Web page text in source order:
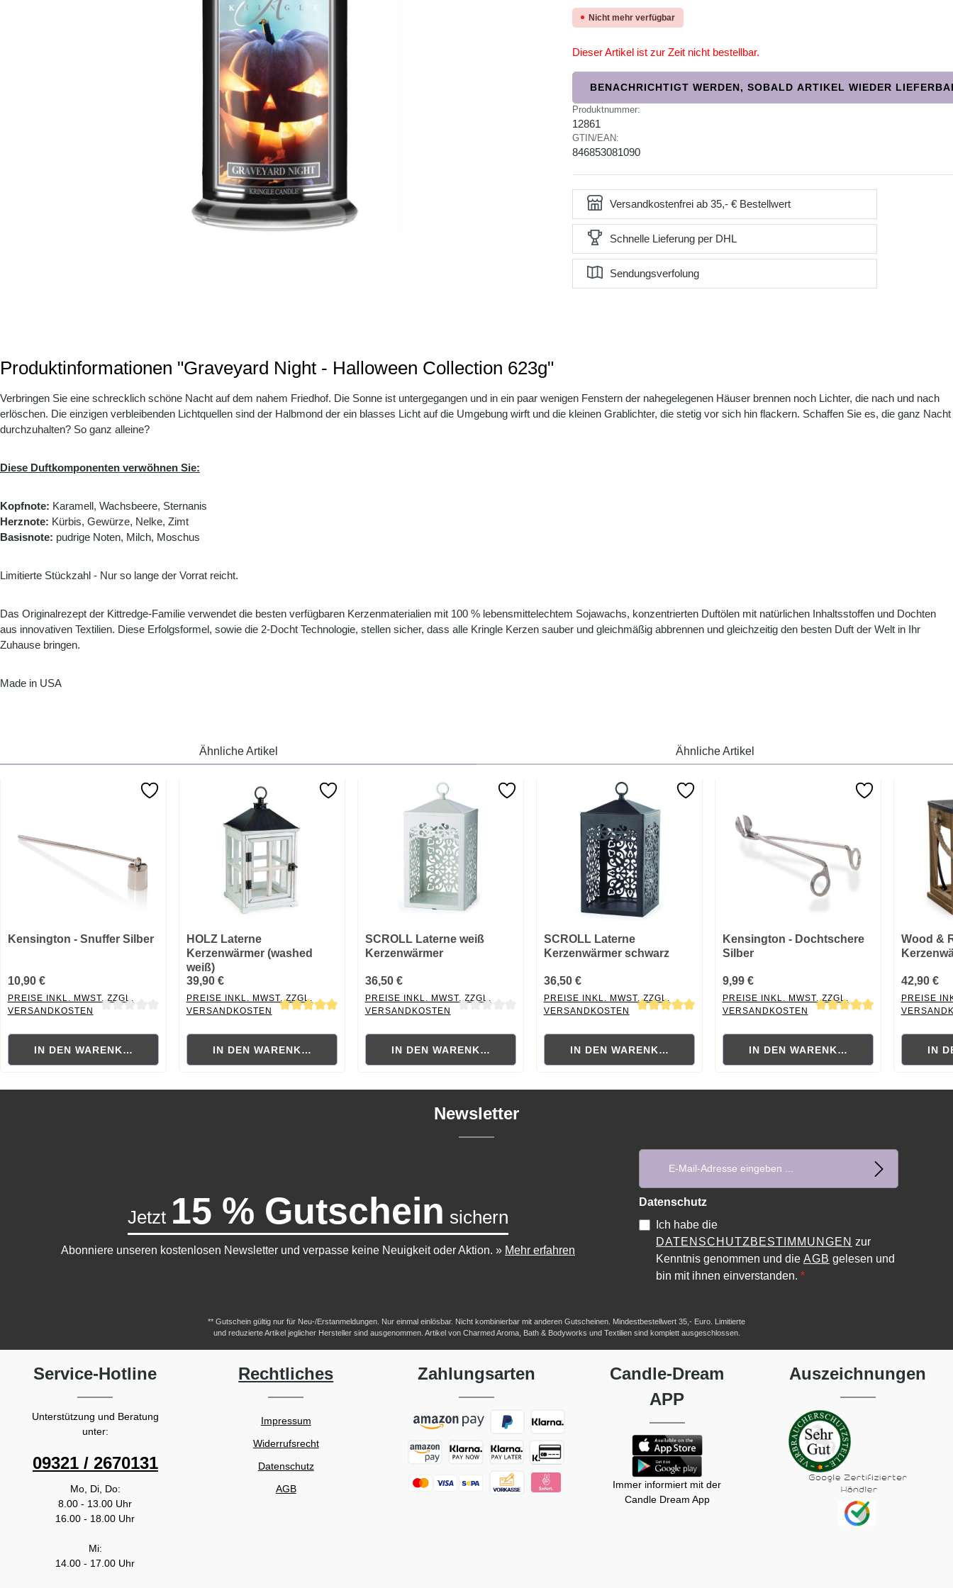
Nicht mehr verfügbar
Dieser Artikel ist zur Zeit nicht bestellbar.
BENACHRICHTIGT WERDEN, SOBALD ARTIKEL WIEDER
Produktnummer:
12861
GTIN/EAN:
846853081090
Versandkostenfrei ab 35,- € Bestellwert
Schnelle Lieferung per DHL
Sendungsverfolung
Produktinformationen "Graveyard Night - Halloween Collection 623g"
Verbringen Sie eine schrecklich schöne Nacht auf dem nahem Friedhof. Die Sonne ist untergegangen und in ein paar wenigen Fenstern der nahegelegenen Häuser brennen noch Lichter, die nach und nach
erlöschen. Die einzigen verbleibenden Lichtquellen sind der Halbmond der ein blasses Licht auf die Umgebung wirft und die kleinen Grablichter, die stetig vor sich hin flackern. Schaffen Sie es, die ganz Nacht
durchzuhalten? So ganz alleine?
Diese Duftkomponenten verwöhnen Sie:
Kopfnote: Karamell, Wachsbeere, Sternanis
Herznote: Kürbis, Gewürze, Nelke, Zimt
Basisnote: pudrige Noten, Milch, Moschus
Limitierte Stückzahl - Nur so lange der Vorrat reicht.
Das Originalrezept der Kittredge-Familie verwendet die besten verfügbaren Kerzenmaterialien mit 100 % lebensmittelechtem Sojawachs, konzentrierten Duftölen mit natürlichen Inhaltsstoffen und Dochten
aus innovativen Textilien. Diese Erfolgsformel, sowie die 2-Docht Technologie, stellen sicher, dass alle Kringle Kerzen sauber und gleichmäßig abbrennen und gleichzeitig den besten Duft der Welt in Ihr
Zuhause bringen.
Made in USA
Ähnliche Artikel Ähnliche Artikel
Kensington - Snuffer Silber
10,90 €
PREISE INKL. MWST. ZZGL.
VERSANDKOSTEN
IN DEN WARENKORB
HOLZ Laterne
Kerzenwärmer (washed
weiß)
39,90 €
PREISE INKL. MWST. ZZGL.
VERSANDKOSTEN
IN DEN WARENKORB
SCROLL Laterne weiß
Kerzenwärmer
36,50 €
PREISE INKL. MWST. ZZGL.
VERSANDKOSTEN
IN DEN WARENKORB
SCROLL Laterne
Kerzenwärmer schwarz
36,50 €
PREISE INKL. MWST. ZZGL.
VERSANDKOSTEN
IN DEN WARENKORB
Kensington - Dochtschere
Silber
9,99 €
PREISE INKL. MWST. ZZGL.
VERSANDKOSTEN
IN DEN WARENKORB
Wood &
42,90 €
PREISE
IN
Newsletter
Jetzt 15 % Gutschein sichern
Abonniere unseren kostenlosen Newsletter und verpasse keine Neuigkeit oder Aktion. » Mehr erfahren
Datenschutz
Ich habe die
DATENSCHUTZBESTIMMUNGEN zur
Kenntnis genommen und die AGB gelesen und
bin mit ihnen einverstanden. *
** Gutschein gültig nur für Neu-/Erstanmeldungen. Nur einmal einlösbar. Nicht kombinierbar mit anderen Gutscheinen. Mindestbestellwert 35,- Euro. Limitierte
und reduzierte Artikel jeglicher Hersteller sind ausgenommen. Artikel von Charmed Aroma, Bath & Bodyworks und Textilien sind komplett ausgeschlossen.
Service-Hotline
Unterstützung und Beratung
unter:
09321 / 2670131
Mo, Di, Do:
8.00 - 13.00 Uhr
16.00 - 18.00 Uhr
Mi:
14.00 - 17.00 Uhr
Rechtliches
Impressum
Widerrufsrecht
Datenschutz
AGB
Zahlungsarten
Candle-Dream
APP
Immer informiert mit der
Candle Dream App
Auszeichnungen